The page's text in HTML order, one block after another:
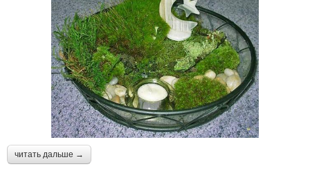
читать дальше →